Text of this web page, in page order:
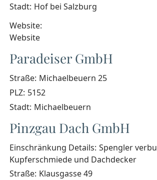
Stadt: Hof bei Salzburg
Website:
Website
Paradeiser GmbH
Straße: Michaelbeuern 25
PLZ: 5152
Stadt: Michaelbeuern
Pinzgau Dach GmbH
Einschränkung Details: Spengler
Kupferschmiede und Dachdecker
Straße: Klausgasse 49